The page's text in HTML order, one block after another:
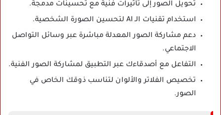
تحويل الصور إلى تأثيرات فنية مع تحسينات مدمجة.
استخدام تقنيات الـ AI لتحسين الصورة الشخصية.
دعم مشاركة الصور المعدلة مباشرة عبر وسائل التواصل
الاجتماعي.
التفاعل مع أصدقاءك عبر التطبيق لمشاركة الصور الفنية.
تخصيص الفلاتر والألوان لتناسب ذوقك الخاص في
الصور.